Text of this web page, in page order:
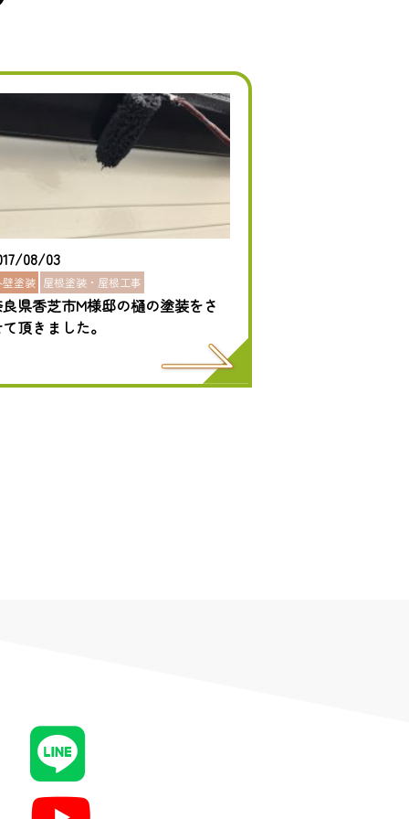
08/03
塗装 屋根塗装・屋根工事
県香芝市M様邸の樋の塗装をさ
頂きました。